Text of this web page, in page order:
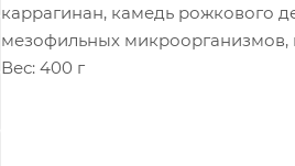
каррагинан, камедь рожкового
мезофильных
Вес: 400 г